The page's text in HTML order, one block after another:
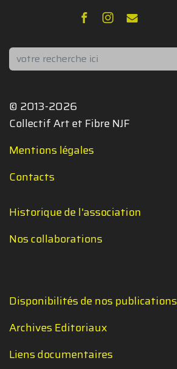
Rechercher
© 2013-2026
Collectif Art et Fibre NJF
Mentions légales
Contacts
Historique de l'association
Nos collaborations
Disponibilités de nos publications
Archives Editoriaux
Liens documentaires